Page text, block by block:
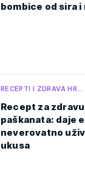
bombice od sira i
RECEPTI I ZDRAVA HR…
Recept za
paškanata: daje
neverovatno
ukusa